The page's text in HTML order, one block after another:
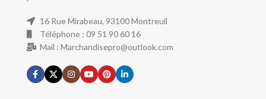
16 Rue Mirabeau, 93100 Montreuil
Téléphone : 09 51 90 60 16
Mail : Marchandisepro@outlook.com